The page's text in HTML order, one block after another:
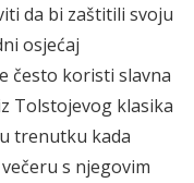
da bi zaštitili svoju
osjećaj
često koristi slavna
Tolstojevog klasika
trenutku kada
s njegovim